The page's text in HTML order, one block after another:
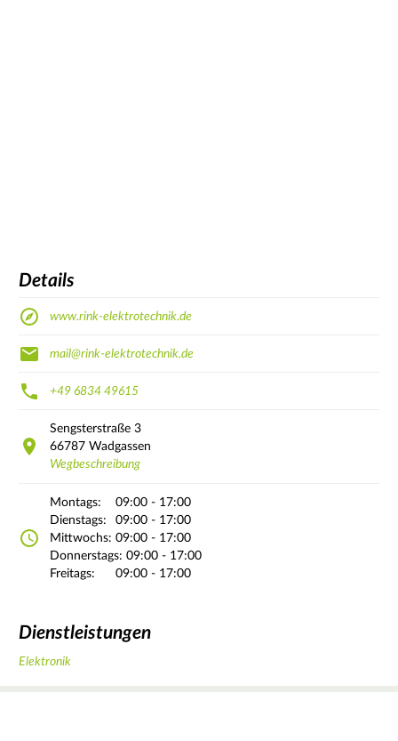
Details
www.rink-elektrotechnik.de
mail@rink-elektrotechnik.de
+49 6834 49615
Sengsterstraße 3
66787 Wadgassen
Wegbeschreibung
Montags:
09:00 - 17:00
Dienstags:
09:00 - 17:00
Mittwochs: 09:00 - 17:00
Donnerstags: 09:00 - 17:00
Freitags:
09:00 - 17:00
Dienstleistungen
Elektronik